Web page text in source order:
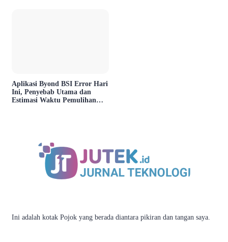
Aplikasi Byond BSI Error Hari
Ini, Penyebab Utama dan
Estimasi Waktu Pemulihan
Ini adalah kotak Pojok yang berada diantara pikiran dan tangan saya.